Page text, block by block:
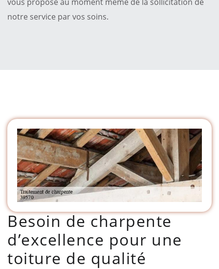
notre service par vos soins.
Besoin de charpente
d’excellence pour une
toiture de qualité